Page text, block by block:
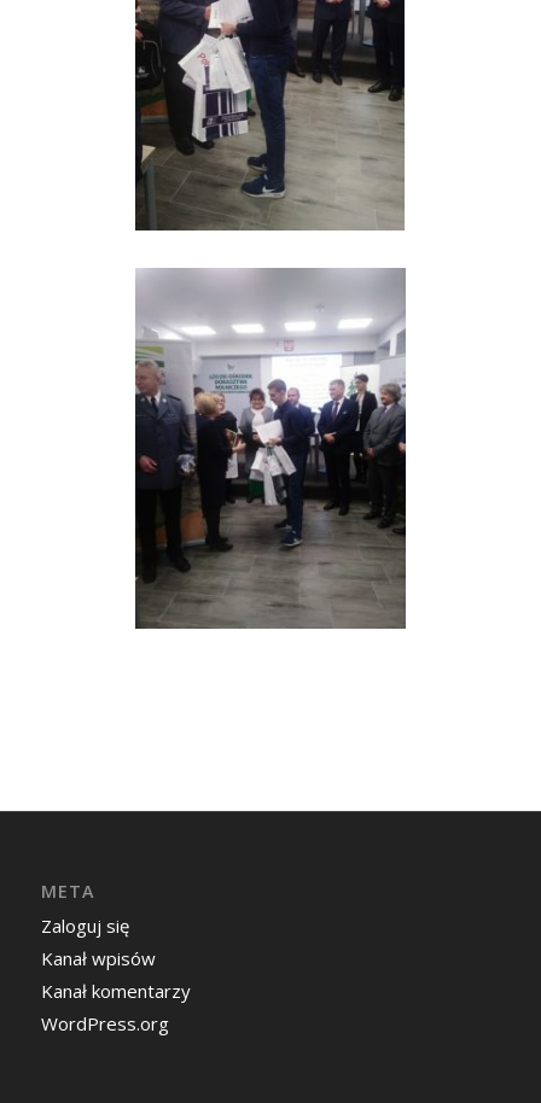
META
Zaloguj się
Kanał wpisów
Kanał komentarzy
WordPress.org